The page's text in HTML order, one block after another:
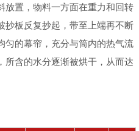
放置，物料一方面在重力和回转
抄板反复抄起，带至上端再不断
匀的幕帘，充分与筒内的热气流
所含的水分逐渐被烘干，从而达